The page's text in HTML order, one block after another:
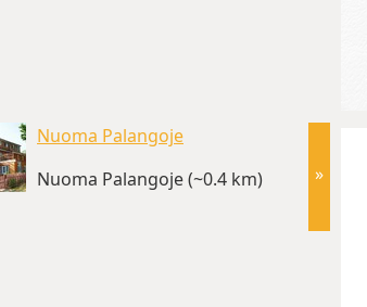
Nuoma Palangoje
Nuoma Palangoje (~0.4 km)
»